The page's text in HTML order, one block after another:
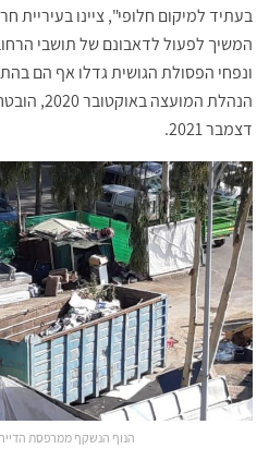
המשיך לפעול לדאבונם של תושבי
ונפחי הפסולת הגושית גדלו אף הם
הנהלת
דצמבר 2021.
הנוף הנשקף ממרפסת